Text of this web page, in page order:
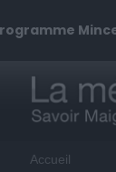
Accueil